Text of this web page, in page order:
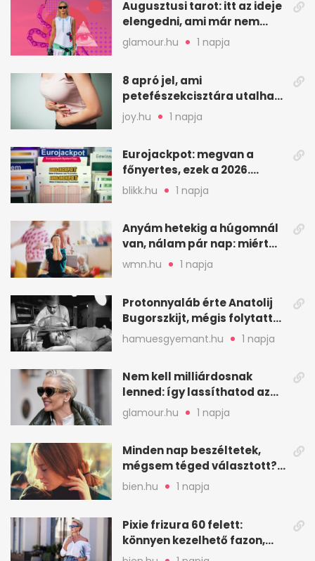
Augusztusi tarot: itt az ideje
elengedni, ami már nem
szolgál téged
glamour.hu 1 napja
8 apró jel, ami
petefészekcisztára utalhat
– mire figyelj
joy.hu 1 napja
Eurojackpot: megvan a
főnyertes, ezek a 2026.
augusztus 7-i számok
blikk.hu 1 napja
Anyám hetekig a húgomnál
van, nálam pár nap: miért
fáj ennyire?
wmn.hu 1 napja
Protonnyaláb érte Anatolij
Bugorszkijt, mégis folytatta
a munkát
hamuesgyemant.hu 1 napja
Nem kell milliárdosnak
lenned: így lassíthatod az
öregedést a biológus szerint
glamour.hu 1 napja
Minden nap beszéltetek,
mégsem téged választott?
Ez az érzelmi csapda
bien.hu 1 napja
Pixie frizura 60 felett:
könnyen kezelhető fazon,
ami karaktert ad